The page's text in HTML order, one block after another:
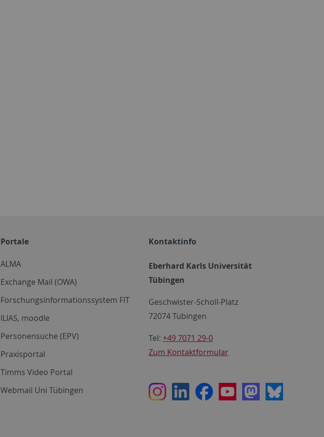
Portale
ALMA
Exchange Mail (OWA)
Forschungsinformationssystem FIT
ILIAS, moodle
Personensuche (EPV)
Praxisportal
Timms Video Portal
Webmail Uni Tübingen
Kontaktinfo
Eberhard Karls Universität
Tübingen
Geschwister-Scholl-Platz
72074 Tübingen
Tel: +49 7071 29-0
Zum Kontaktformular
InstagramLinkedInFacebookYoutubeMastodon
Bluesky